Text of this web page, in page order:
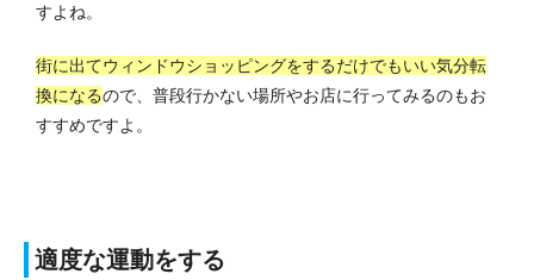
すよね。
街に出てウィンドウショッピングをするだけでもいい気分転
換になるので、普段行かない場所やお店に行ってみるのもお
すすめですよ。
適度な運動をする